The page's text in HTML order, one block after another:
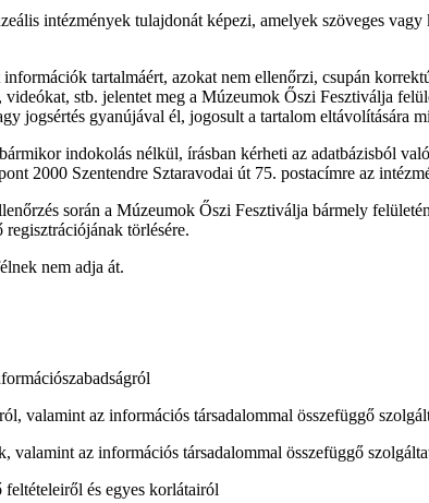
intézmények tulajdonát képezi, amelyek szöveges
tartalmáért, azokat nem ellenőrzi, csupán
stb. jelentet meg a Múzeumok Őszi Fesztiválja
gyanújával él, jogosult a tartalom eltávolítására
indokolás nélkül, írásban kérheti az adatbázisból
2000 Szentendre Sztaravodai út 75. postacímre az
során a Múzeumok Őszi Fesztiválja bármely
törlésére.
nem adja át.
valamint az információs társadalommal összefüggő
az információs társadalommal összefüggő
és egyes korlátairól